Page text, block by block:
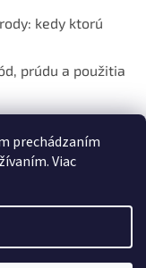
prechádzaním
Viac
kedy ktorú
prúdu a použitia